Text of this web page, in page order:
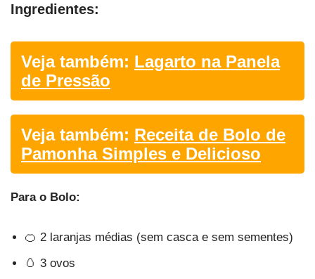
Ingredientes:
Veja também: Lagarto na Panela
de Pressão
Veja também: Receita de Bolo de
Pamonha Simples e Delicioso
Para o Bolo:
🍊 2 laranjas médias (sem casca e sem sementes)
🥚 3 ovos